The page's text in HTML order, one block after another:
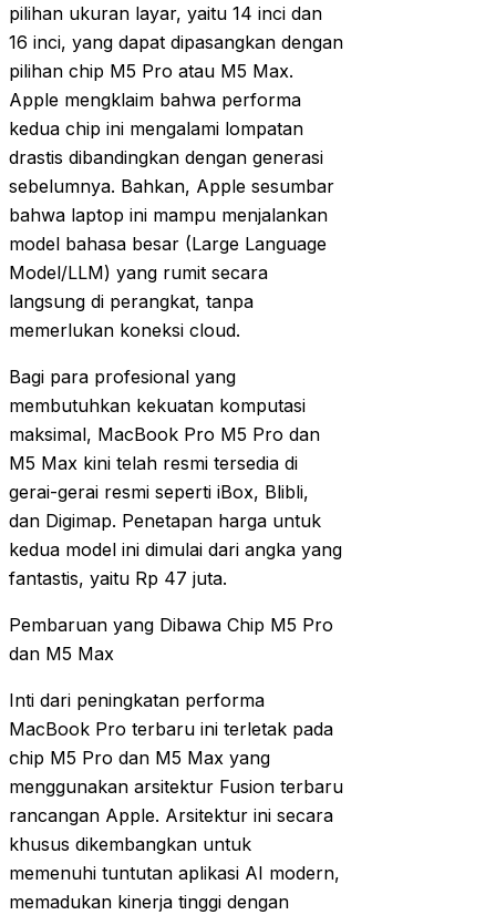
pilihan ukuran layar, yaitu 14 inci dan
16 inci, yang dapat dipasangkan dengan
pilihan chip M5 Pro atau M5 Max.
Apple mengklaim bahwa performa
kedua chip ini mengalami lompatan
drastis dibandingkan dengan generasi
sebelumnya. Bahkan, Apple sesumbar
bahwa laptop ini mampu menjalankan
model bahasa besar (Large Language
Model/LLM) yang rumit secara
langsung di perangkat, tanpa
memerlukan koneksi cloud.
Bagi para profesional yang
membutuhkan kekuatan komputasi
maksimal, MacBook Pro M5 Pro dan
M5 Max kini telah resmi tersedia di
gerai-gerai resmi seperti iBox, Blibli,
dan Digimap. Penetapan harga untuk
kedua model ini dimulai dari angka yang
fantastis, yaitu Rp 47 juta.
Pembaruan yang Dibawa Chip M5 Pro
dan M5 Max
Inti dari peningkatan performa
MacBook Pro terbaru ini terletak pada
chip M5 Pro dan M5 Max yang
menggunakan arsitektur Fusion terbaru
rancangan Apple. Arsitektur ini secara
khusus dikembangkan untuk
memenuhi tuntutan aplikasi AI modern,
memadukan kinerja tinggi dengan